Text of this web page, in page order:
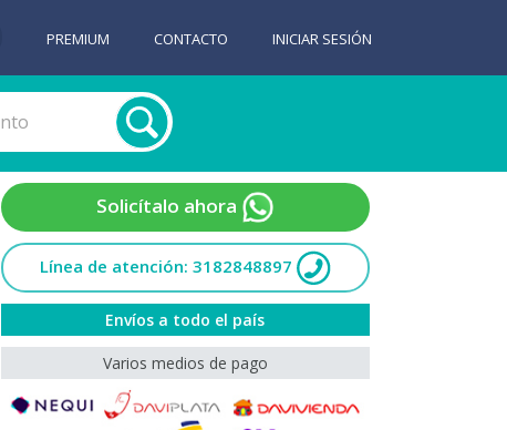
PREMIUM CONTACTO INICIAR SESIÓN
Solicítalo ahora
Línea de atención: 3182848897
Envíos a todo el país
Varios medios de pago